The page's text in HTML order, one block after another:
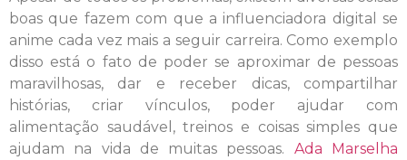
boas que fazem com que a influenciadora digital se
anime cada vez mais a seguir carreira. Como exemplo
disso está o fato de poder se aproximar de pessoas
maravilhosas, dar e receber dicas, compartilhar
histórias, criar vínculos, poder ajudar com
alimentação saudável, treinos e coisas simples que
ajudam na vida de muitas pessoas. Ada Marselha